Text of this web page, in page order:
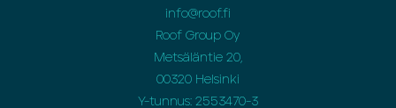
info@roof.fi
Roof Group Oy
Metsäläntie 20,
00320 Helsinki
Y-tunnus: 2553470-3